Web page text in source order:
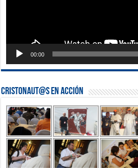
00:00
Cristonaut@s en Acción